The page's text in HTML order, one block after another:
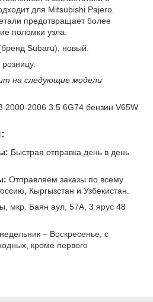
для Mitsubishi Pajero.
предотвращает более
поломки узла.
Subaru), новый.
на следующие модели
2000-2006 3.5 6G74 бензин V65W
Быстрая отправка день в день
Отправляем заказы по всему
Кыргызстан и Узбекистан.
мкр. Баян аул, 57А, 3 ярус 48
– Воскресенье, с
кроме первого